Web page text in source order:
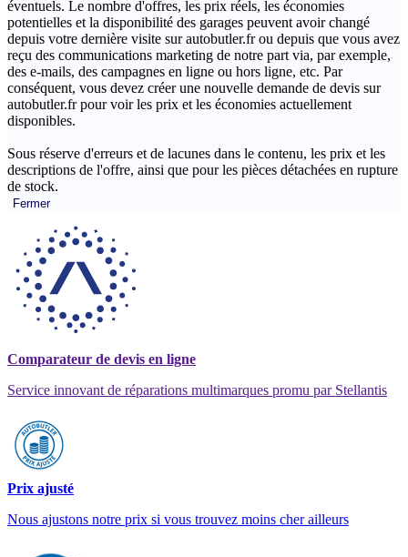
éventuels. Le nombre d'offres, les prix réels, les économies
potentielles et la disponibilité des garages peuvent avoir changé
depuis votre dernière visite sur autobutler.fr ou depuis que vous avez
reçu des communications marketing de notre part via, par exemple,
des e-mails, des campagnes en ligne ou hors ligne, etc. Par
conséquent, vous devez créer une nouvelle demande de devis sur
autobutler.fr pour voir les prix et les économies actuellement
disponibles.
Sous réserve d'erreurs et de lacunes dans le contenu, les prix et les
descriptions de l'offre, ainsi que pour les pièces détachées en rupture
de stock.
Fermer
Comparateur de devis en ligne
Service innovant de réparations multimarques promu par Stellantis
Prix ajusté
Nous ajustons notre prix si vous trouvez moins cher ailleurs